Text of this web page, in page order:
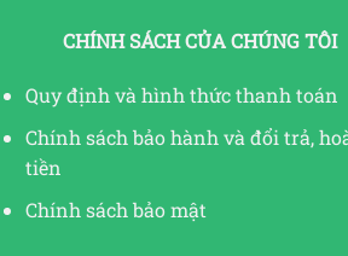
CHÍNH SÁCH CỦA CHÚNG TÔI
Quy định và hình thức thanh toán
Chính sách bảo hành và đổi trả,
tiền
Chính sách bảo mật